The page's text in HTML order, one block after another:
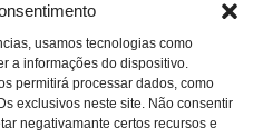
usamos tecnologias como
a informações do dispositivo.
permitirá processar dados, como
exclusivos neste site. Não consentir
negativamante certos recursos e
familiares
Abril 18, 2019
na propriedade das